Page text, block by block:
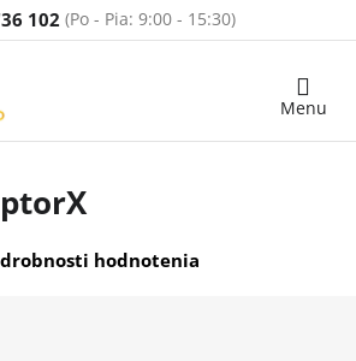
102
Nákupný
hodnotenia